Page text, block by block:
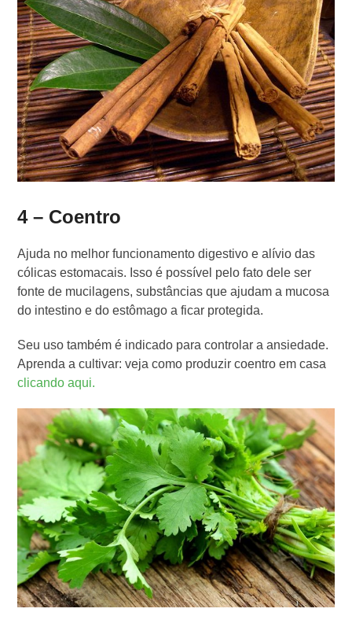
4 – Coentro
Ajuda no melhor funcionamento digestivo e alívio das
cólicas estomacais. Isso é possível pelo fato dele ser
fonte de mucilagens, substâncias que ajudam a mucosa
do intestino e do estômago a ficar protegida.
Seu uso também é indicado para controlar a ansiedade.
Aprenda a cultivar: veja como produzir coentro em casa
clicando aqui.